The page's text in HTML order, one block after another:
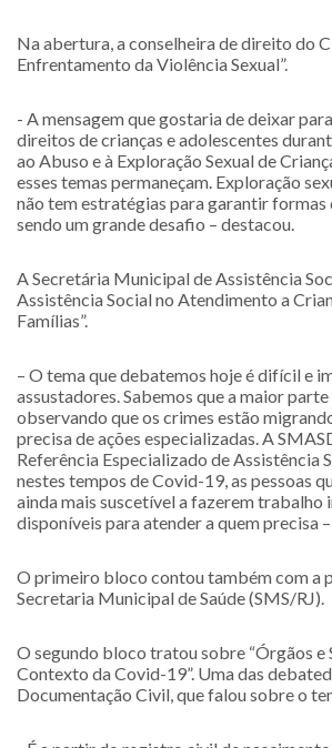
Na abertura, a conselheira de direito do
Enfrentamento da Violência Sexual”.
- A mensagem que gostaria de deixar
direitos de crianças e adolescentes
ao Abuso e à Exploração Sexual de
esses temas permaneçam. Exploração
não tem estratégias para garantir formas
sendo um grande desafio – destacou.
A Secretária Municipal de Assistência
Assistência Social no Atendimento a
Famílias”.
– O tema que debatemos hoje é difícil e
assustadores. Sabemos que a maior
observando que os crimes estão
precisa de ações especializadas. A
Referência Especializado de Assistência
nestes tempos de Covid-19, as pessoas
ainda mais suscetível a fazerem trabalho
disponíveis para atender a quem precisa
O primeiro bloco contou também com a
Secretaria Municipal de Saúde (SMS/RJ).
O segundo bloco tratou sobre “Órgãos e
Contexto da Covid-19”. Uma das
Documentação Civil, que falou sobre o